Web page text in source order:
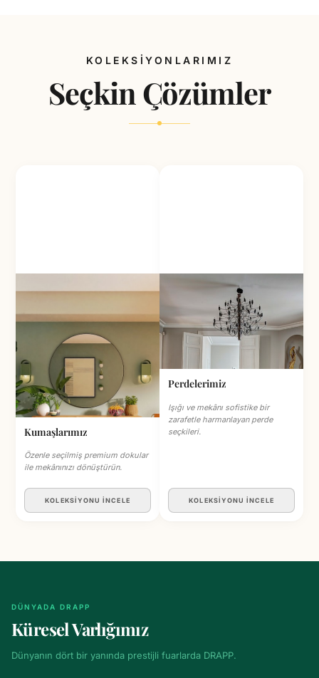
KOLEKSİYONLARIMIZ
Seçkin Çözümler
Kumaşlarımız
Özenle seçilmiş premium dokular
ile mekânınızı dönüştürün.
KOLEKSİYONU İNCELE
Perdelerimiz
Işığı ve mekânı sofistike bir
zarafetle harmanlayan perde
seçkileri.
KOLEKSİYONU İNCELE
DÜNYADA DRAPP
Küresel Varlığımız
Dünyanın dört bir yanında prestijli fuarlarda DRAPP.